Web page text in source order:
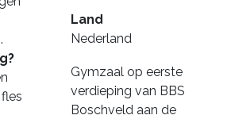
Land
Nederland
Gymzaal op eerste
verdieping van BBS
Boschveld aan de